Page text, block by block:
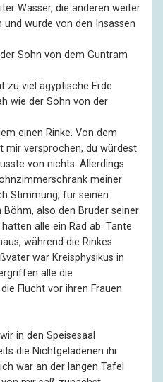
Wasser, die anderen weiter
wurde von den Insassen
Sohn von dem Guntram
zu viel ägyptische Erde
wie der Sohn von der
einen Rinke. Von dem
mir versprochen, du würdest
von nichts. Allerdings
meiner
Stimmung, für seinen
also den Bruder seiner
alle ein Rad ab. Tante
während die Rinkes
war Kreisphysikus in
alle die
Flucht vor ihren Frauen.
in den Speisesaal
die Nichtgeladenen ihr
war an der langen Tafel